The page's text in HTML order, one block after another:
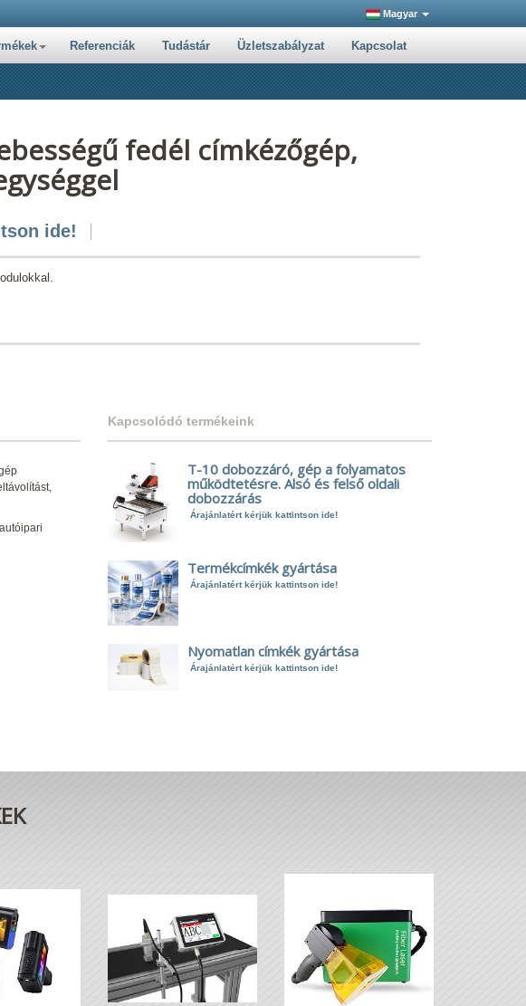
Magyar
Referenciák Tudástár Üzletszabályzat Kapcsolat
fedél címkézőgép,
ide!
Kapcsolódó termékeink
T-10 dobozzáró, gép a folyamatos
működtetésre. Alsó és felső oldali
dobozzárás
Árajánlatért kérjük kattintson ide!
Termékcímkék gyártása
Árajánlatért kérjük kattintson ide!
Nyomatlan címkék gyártása
Árajánlatért kérjük kattintson ide!